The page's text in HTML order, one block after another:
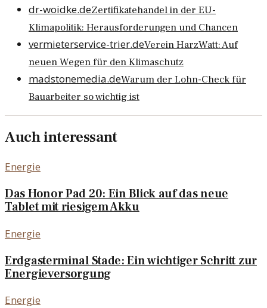
dr-woidke.deZertifikatehandel in der EU-
Klimapolitik: Herausforderungen und Chancen
vermieterservice-trier.deVerein HarzWatt: Auf
neuen Wegen für den Klimaschutz
madstonemedia.deWarum der Lohn-Check für
Bauarbeiter so wichtig ist
Auch interessant
Energie
Das Honor Pad 20: Ein Blick auf das neue
Tablet mit riesigem Akku
Energie
Erdgasterminal Stade: Ein wichtiger Schritt zur
Energieversorgung
Energie